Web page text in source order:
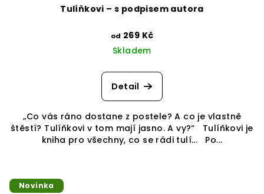
Tulíňkovi – s podpisem autora
od 269 Kč
Skladem
Detail
„Co vás ráno dostane z postele? A co je vlastně
štěstí? Tulíňkovi v tom mají jasno. A vy?“ Tulíňkovi je
kniha pro všechny, co se rádi tulí... Po...
Novinka